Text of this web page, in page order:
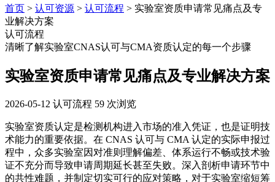
首页 > 认可资源 > 认可流程 > 实验室资质申请常见痛点及专
业解决方案
认可流程
清晰了解实验室CNAS认可与CMA资质认定的每一个步骤
实验室资质申请常见痛点及专业解决方案
2026-05-12 认可流程 59 次浏览
实验室资质认定是检测机构进入市场的准入凭证，也是证明技
术能力的重要依据。在 CNAS 认可与 CMA 认定的实际申报过
程中，众多实验室因对准则理解偏差、体系运行不畅或技术验
证不充分而导致申请周期延长甚至失败。深入剖析申请环节中
的共性难题，并制定切实可行的应对策略，对于实验室缩短筹